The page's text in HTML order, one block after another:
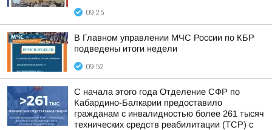
09:25
В Главном управлении МЧС России по КБР
подведены итоги недели
09:52
С начала этого года Отделение СФР по
Кабардино-Балкарии предоставило
гражданам с инвалидностью более 261 тысяч
технических средств реабилитации (ТСР) с